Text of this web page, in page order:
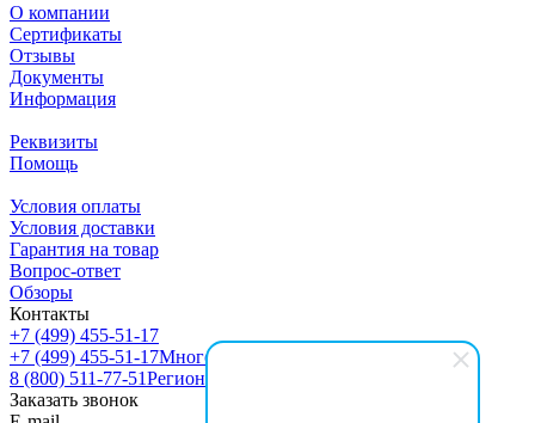
О компании
Сертификаты
Отзывы
Документы
Информация
Реквизиты
Помощь
Условия оплаты
Условия доставки
Гарантия на товар
Вопрос-ответ
Обзоры
Контакты
+7 (499) 455-51-17
+7 (499) 455-51-17Многоканальный
8 (800) 511-77-51Регионы РФ
Заказать звонок